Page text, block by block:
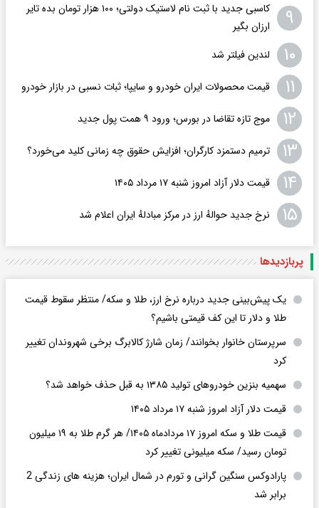
۹
کاسبی جدید با ثبت نام لاستیک دولتی؛ ۱۰۰ هزار تومان بده تایر
ارزان بگیر
۱۰ لندین فیلتر شد
۱۱ قیمت محصولات ایران خودرو و سایپا؛ ثبات نسبی در بازار خودرو
۱۲ موج تازه تقاضا در بورس؛ ورود ۹ همت پول جدید
۱۳ ترمیم دستمزد کارگران؛ افزایش حقوق چه زمانی کلید می‌خورد؟
۱۴ قیمت دلار آزاد امروز شنبه ۱۷ مرداد ۱۴۰۵
۱۵ نرخ جدید حوالهٔ ارز در مرکز مبادلهٔ ایران اعلام شد
پربازدید‌ها
یک پیش‌بینی جدید درباره نرخ ارز، طلا و سکه/ منتظر سقوط قیمت
طلا و دلار تا این کف قیمتی باشیم؟
سرپرستان خانوار بخوانند/ زمان شارژ کالابرگ برخی شهروندان تغییر
کرد
سهمیه بنزین خودروهای تولید ۱۳۸۵ به قبل حذف خواهد شد؟
قیمت دلار آزاد امروز شنبه ۱۷ مرداد ۱۴۰۵
قیمت طلا و سکه امروز ۱۷ مردادماه ۱۴۰۵/ هر گرم طلا به ۱۹ میلیون
تومان رسید/ سکه میلیونی تغییر کرد
پارادوکس سنگین گرانی و تورم در شمال ایران؛ هزینه های زندگی 2
برابر ‌شد